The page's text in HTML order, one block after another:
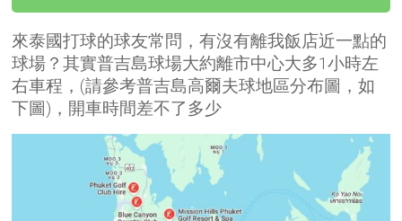
來泰國打球的球友常問，有沒有離我飯店近一點的
球場？其實普吉島球場大約離市中心大多1小時左
右車程，(請參考普吉島高爾夫球地區分布圖，如
下圖)，開車時間差不了多少